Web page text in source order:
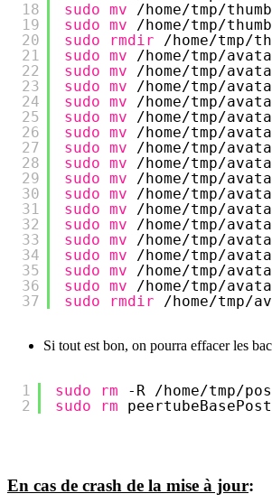
18
19
20
21
22
23
24
25
26
27
28
29
30
31
32
33
34
35
36
37
sudo mv /home/tmp/
sudo mv /home/tmp/
sudo
rmdir
/home/tmp/
sudo mv /home/tmp/
sudo mv /home/tmp/
sudo mv /home/tmp/
sudo mv /home/tmp/
sudo mv /home/tmp/
sudo mv /home/tmp/
sudo mv /home/tmp/
sudo mv /home/tmp/
sudo mv /home/tmp/
sudo mv /home/tmp/
sudo mv /home/tmp/
sudo mv /home/tmp/
sudo mv /home/tmp/
sudo mv /home/tmp/
sudo mv /home/tmp/
sudo mv /home/tmp/
sudo
rmdir /home/tmp/
Si tout est bon, on pourra effacer les
1
2
sudo rm -R /home/tmp/
sudo
rm
En cas de crash de la mise à jour: